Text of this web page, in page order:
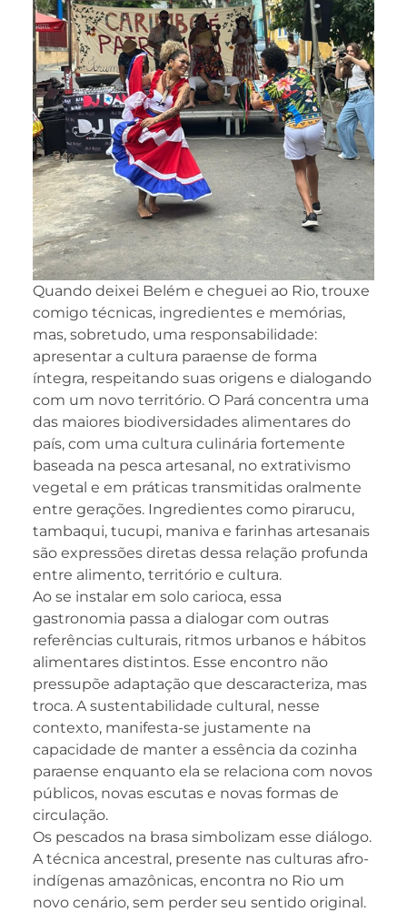
Quando deixei Belém e cheguei ao Rio, trouxe
comigo técnicas, ingredientes e memórias,
mas, sobretudo, uma responsabilidade:
apresentar a cultura paraense de forma
íntegra, respeitando suas origens e dialogando
com um novo território. O Pará concentra uma
das maiores biodiversidades alimentares do
país, com uma cultura culinária fortemente
baseada na pesca artesanal, no extrativismo
vegetal e em práticas transmitidas oralmente
entre gerações. Ingredientes como pirarucu,
tambaqui, tucupi, maniva e farinhas artesanais
são expressões diretas dessa relação profunda
entre alimento, território e cultura.
Ao se instalar em solo carioca, essa
gastronomia passa a dialogar com outras
referências culturais, ritmos urbanos e hábitos
alimentares distintos. Esse encontro não
pressupõe adaptação que descaracteriza, mas
troca. A sustentabilidade cultural, nesse
contexto, manifesta-se justamente na
capacidade de manter a essência da cozinha
paraense enquanto ela se relaciona com novos
públicos, novas escutas e novas formas de
circulação.
Os pescados na brasa simbolizam esse diálogo.
A técnica ancestral, presente nas culturas afro-
indígenas amazônicas, encontra no Rio um
novo cenário, sem perder seu sentido original.